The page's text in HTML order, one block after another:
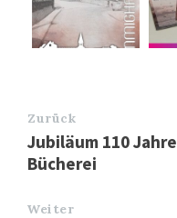
Zurück
Jubiläum 110 Jahre
Bücherei
Weiter